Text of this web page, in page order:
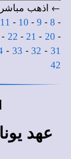
← اذهب
-
8
-
9
-
10
-
11
-
20
-
21
-
22
-
31
-
32
-
33
-
42
عهد